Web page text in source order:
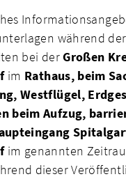
während
bei derGroßen
im Rathaus, beim
Westflügel,
beim Aufzug,
im genannten
dieser